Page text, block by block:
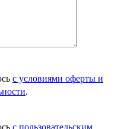
с условиями оферты и
.
с пользовательским